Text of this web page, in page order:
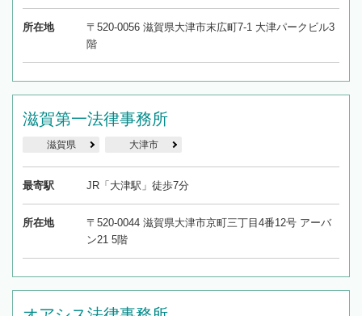
所在地
〒520-0056 滋賀県大津市末広町7-1 大津パークビル3
階
滋賀第一法律事務所
滋賀県 大津市
最寄駅 JR「大津駅」徒歩7分
所在地
〒520-0044 滋賀県大津市京町三丁目4番12号 アーバ
ン21 5階